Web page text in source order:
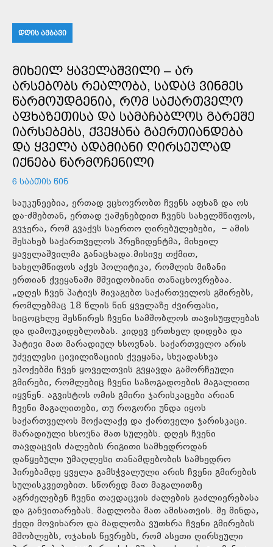
ᲓᲦᲘᲡ ᲐᲛᲑᲐᲕᲘ
ᲛᲘᲮᲔᲘᲚ ᲧᲐᲕᲔᲚᲐᲨᲕᲘᲚᲘ – ᲐᲠ
ᲐᲠᲡᲔᲑᲝᲑᲡ ᲠᲔᲐᲚᲝᲑᲐ, ᲡᲐᲓᲐᲪ ᲕᲘᲜᲛᲔᲡ
ᲬᲐᲠᲛᲝᲣᲓᲒᲔᲜᲘᲐ, ᲠᲝᲛ ᲡᲐᲥᲐᲠᲗᲕᲔᲚᲝ
ᲐᲤᲮᲐᲖᲔᲗᲘᲡᲐ ᲓᲐ ᲡᲐᲛᲐᲩᲐᲑᲚᲝᲡ ᲒᲐᲠᲔᲨᲔ
ᲘᲐᲠᲡᲔᲑᲔᲑᲡ, ᲥᲕᲔᲧᲐᲜᲐ ᲒᲐᲔᲠᲗᲘᲐᲜᲓᲔᲑᲐ
ᲓᲐ ᲧᲕᲔᲚᲐ ᲐᲓᲐᲛᲘᲐᲜᲘ ᲦᲘᲠᲡᲔᲣᲚᲐᲓ
ᲘᲥᲜᲔᲑᲐ ᲬᲐᲠᲛᲝᲩᲔᲜᲘᲚᲘ
6 ᲡᲐᲐᲗᲘᲡ ᲬᲘᲜ
საუკუნეებია, ერთად ვცხოვრობთ ჩვენს აფხაზ და ოს
და-ძმებთან, ერთად ვაშენებდით ჩვენს სახელმწიფოს,
გვჯერა, რომ გვაქვს საერთო ღირებულებები, – ამის
შესახებ საქართველოს პრეზიდენტმა, მიხეილ
ყაველაშვილმა განაცხადა.მისივე თქმით,
სახელმწიფოს აქვს პოლიტიკა, რომლის მიზანი
ერთიან ქვეყანაში მშვიდობიანი თანაცხოვრებაა.
„დღეს ჩვენ პატივს მივაგებთ საქართველოს გმირებს,
რომლებმაც 18 წლის წინ ყველაზე ძვირფასი,
სიცოცხლე შესწირეს ჩვენი სამშობლოს თავისუფლებას
და დამოუკიდებლობას. კიდევ ერთხელ დიდება და
პატივი მათ მარადიულ ხსოვნას. საქართველო არის
უძველესი ცივილიზაციის ქვეყანა, სხვადასხვა
ეპოქებში ჩვენ ყოველთვის გვყავდა გამორჩეული
გმირები, რომლებიც ჩვენი საზოგადოების მაგალითი
იყვნენ. აგვისტოს ომის გმირი ჯარისკაცები არიან
ჩვენი მაგალითები, თუ როგორი უნდა იყოს
საქართველოს მოქალაქე და ქართველი ჯარისკაცი.
მარადიული ხსოვნა მათ სულებს. დღეს ჩვენი
თავდაცვის ძალების რიგითი სამხედროდან
დაწყებული უმაღლესი თანამდებობის სამხედრო
პირებამდე ყველა გამსჭვალული არის ჩვენი გმირების
სულისკვეთებით. სწორედ მათ მაგალითზე
აგრძელებენ ჩვენი თავდაცვის ძალების გაძლიერებასა
და განვითარებას. მადლობა მათ ამისათვის. მე მინდა,
ქედი მოვიხარო და მადლობა ვუთხრა ჩვენი გმირების
მშობლებს, ოჯახის წევრებს, რომ ასეთი ღირსეული